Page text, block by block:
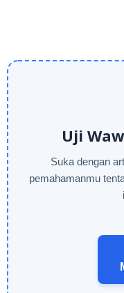
Uji
Suka dengan
pemahamanmu